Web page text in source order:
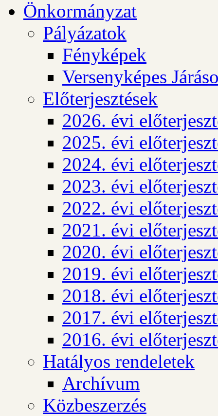
Önkormányzat
Pályázatok
Fényképek
Versenyképes
Előterjesztések
2026. évi
2025. évi
2024. évi
2023. évi
2022. évi
2021. évi
2020. évi
2019. évi
2018. évi
2017. évi
2016. évi
Hatályos rendeletek
Archívum
Közbeszerzés